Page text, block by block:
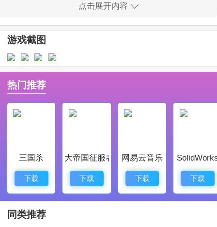
【精美的游戏界面设计，令人耳目一新】
独特的中国国画风格美观，还让每一个场景都充满了历
史感，增强了沉浸感。
【策略与经营的完美结合，提升用户参与感】
玩家需要为村庄的发展制定长期策略，兼顾资源管理与
村民的生活，带来策略游戏的深度乐趣。
【内容免费提供，玩得尽兴无负担】
【带给用户身临境的田园体验】
在这里，玩家能够享受到田园生活的宁静，通过多种玩
法实现自己的理想村庄。
【灵活的操作方式，适合各种玩家】
点击展开内容
游戏截图
热门推荐
三国杀
下载
大帝国征服者
下载
网易云音乐
下载 下载
同类推荐